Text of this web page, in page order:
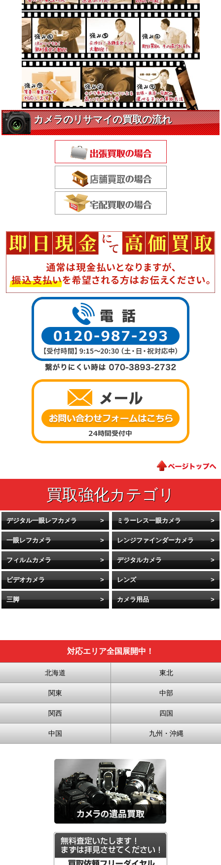
デジタル一眼レフカメラ ミラーレス一眼カメラ
一眼レフカメラ レンジファインダーカメラ
フィルムカメラ デジタルカメラ
ビデオカメラ レンズ
三脚 カメラ用品
対応エリア全国展開中！
北海道 東北
関東 中部
関西 四国
中国 九州・沖縄